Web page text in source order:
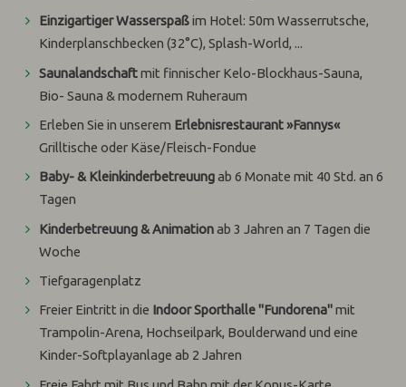
Einzigartiger Wasserspaßim Hotel: 50m Wasserrutsche,
Kinderplanschbecken (32°C), Splash-World, ...
Saunalandschaftmit finnischer Kelo-Blockhaus-Sauna,
Bio- Sauna & modernem Ruheraum
Erleben Sie in unserem Erlebnisrestaurant »Fannys«
Grilltische oder Käse/Fleisch-Fondue
Baby- & Kleinkinderbetreuungab 6 Monate mit 40 Std. an 6
Tagen
Kinderbetreuung & Animationab 3 Jahren an 7 Tagen die
Woche
Tiefgaragenplatz
Freier Eintritt in die Indoor Sporthalle "Fundorena"mit
Trampolin-Arena, Hochseilpark, Boulderwand und eine
Kinder-Softplayanlage ab 2 Jahren